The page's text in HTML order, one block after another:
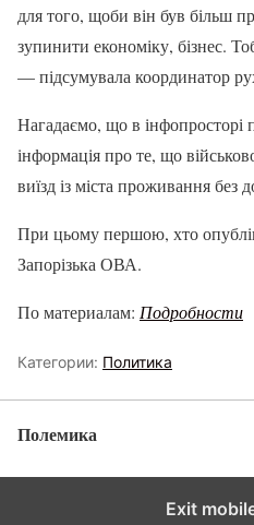
для того, щоби він був більш
зупинити економіку, бізнес.
— підсумувала координатор
Нагадаємо, що в
інформація про те, що
виїзд із міста проживання без
При цьому першою, хто
Запорізька ОВА.
По материалам: Подробности
Категории: Политика
Полемика
Exit